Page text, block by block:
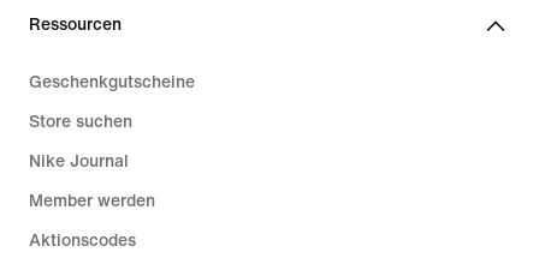
Ressourcen
Geschenkgutscheine
Store suchen
Nike Journal
Member werden
Aktionscodes